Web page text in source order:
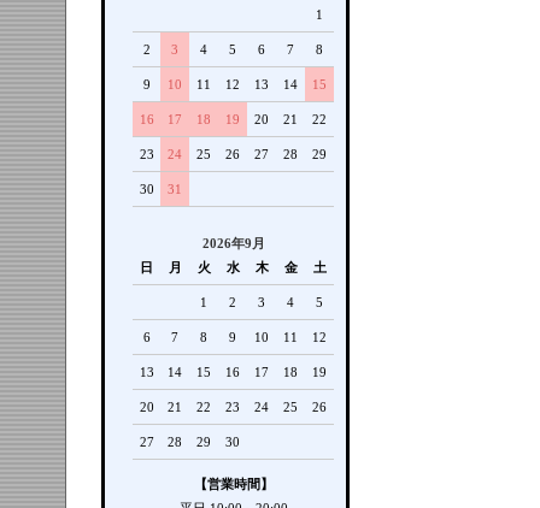
1
2 3 4 5 6 7 8
9 10 11 12 13 14 15
16 17 18 19 20 21 22
23 24 25 26 27 28 29
30 31
2026年9月
日
月 火 水 木 金 土
1 2 3 4 5
6 7 8 9 10 11 12
13 14 15 16 17 18 19
20 21 22 23 24 25 26
27 28 29 30
【営業時間】